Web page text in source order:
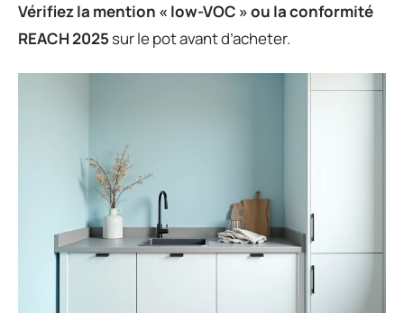
Vérifiez la mention « low-VOC » ou la conformité
REACH 2025 sur le pot avant d’acheter.